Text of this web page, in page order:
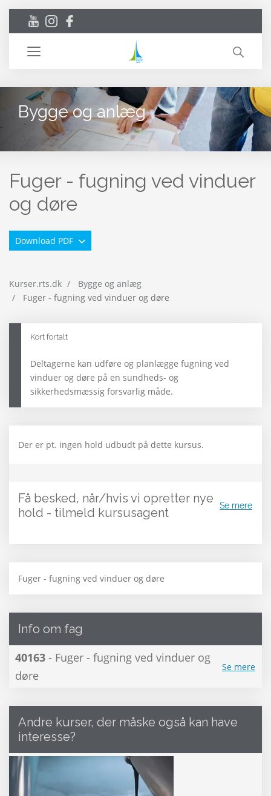
Toggle
Bygge og anlæg
Fuger - fugning ved vinduer
og døre
Download PDF
Kurser.rts.dk
Bygge og anlæg
Fuger - fugning ved vinduer og døre
Kort fortalt
Deltagerne kan udføre og planlægge fugning ved
vinduer og døre på en sundheds- og
sikkerhedsmæssig forsvarlig måde.
Der er pt. ingen hold udbudt på dette kursus.
Få besked, når/hvis vi opretter nye
hold - tilmeld kursusagent
Se mere
Fuger - fugning ved vinduer og døre
Info om fag
40163 - Fuger - fugning ved vinduer og
døre
Se mere
Andre kurser, der måske også kan have
interesse?